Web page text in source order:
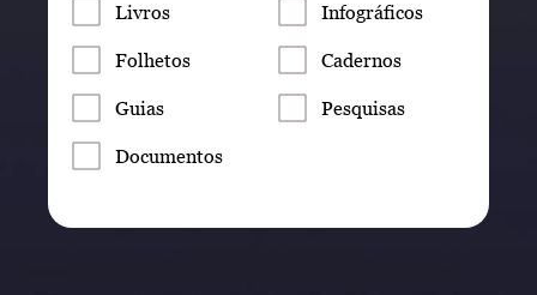
Livros Infográficos
Folhetos Cadernos
Guias Pesquisas
Documentos